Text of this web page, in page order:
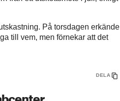
På torsdagen erkände
till vem, men förnekar att det
DELA